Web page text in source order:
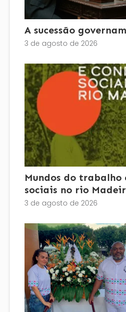
A sucessão
3 de agosto de 2026
Mundos do trabalho
sociais no rio
3 de agosto de 2026